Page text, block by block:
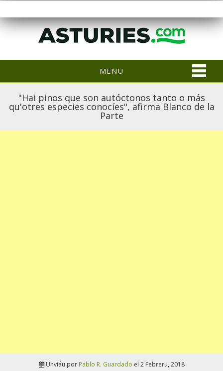
MENU
"Hai pinos que son autóctonos tanto o más
qu'otres especies conocíes", afirma Blanco de la
Parte
Unviáu por Pablo R. Guardado el 2 Febreru, 2018